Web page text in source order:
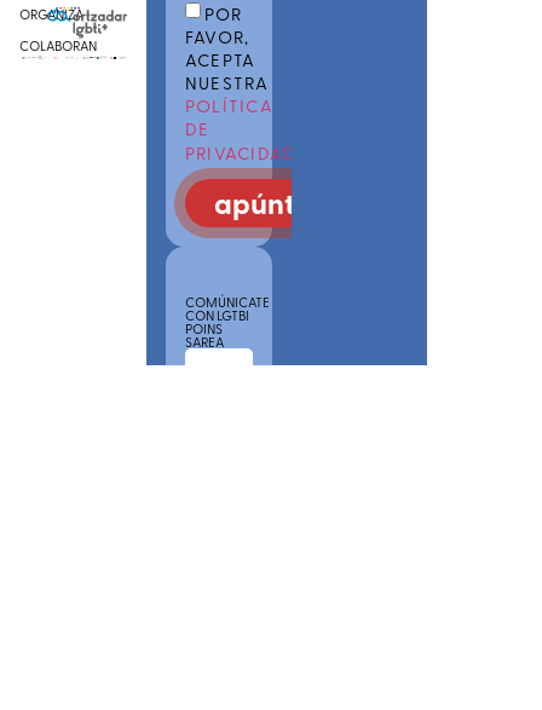
ORGANIZA
COLABORAN
POR
FAVOR,
ACEPTA
NUESTRA
POLÍTICA
DE
PRIVACIDAD
apúntate
COMÚNICATE
CON LGTBI
POINS
SAREA